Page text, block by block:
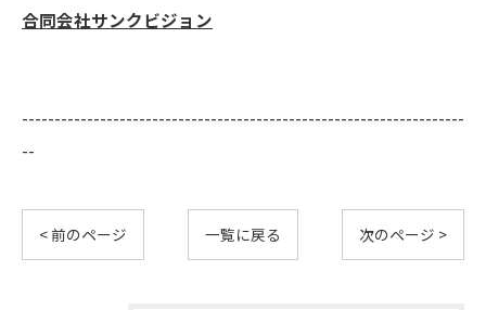
合同会社サンクビジョン
--------------------------------------------------------------------
--
< 前のページ 一覧に戻る 次のページ >